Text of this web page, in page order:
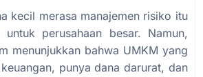
kecil merasa manajemen risiko itu
perusahaan besar. Namun,
menunjukkan bahwa UMKM yang
punya dana darurat, dan